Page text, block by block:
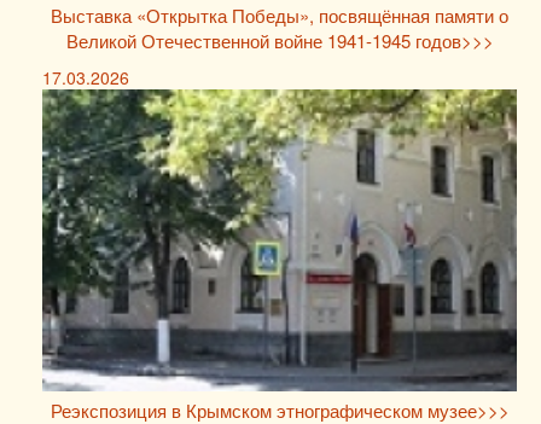
Выставка «Открытка Победы», посвящённая памяти о
Великой Отечественной войне 1941-1945 годов>>>
17.03.2026
Реэкспозиция в Крымском этнографическом музее>>>